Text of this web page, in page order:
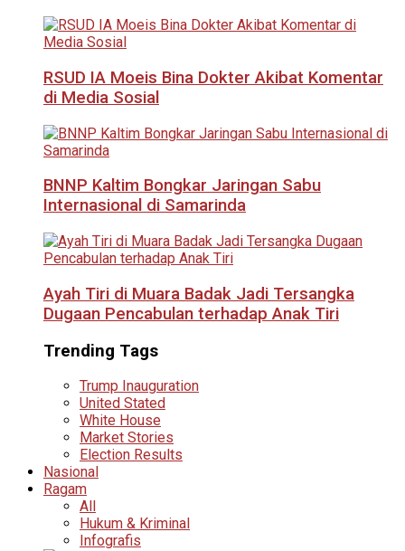
RSUD IA Moeis Bina Dokter Akibat Komentar
di Media Sosial
BNNP Kaltim Bongkar Jaringan Sabu
Internasional di Samarinda
Ayah Tiri di Muara Badak Jadi Tersangka
Dugaan Pencabulan terhadap Anak Tiri
Trending Tags
Trump Inauguration
United Stated
White House
Market Stories
Election Results
Nasional
Ragam
All
Hukum & Kriminal
Infografis